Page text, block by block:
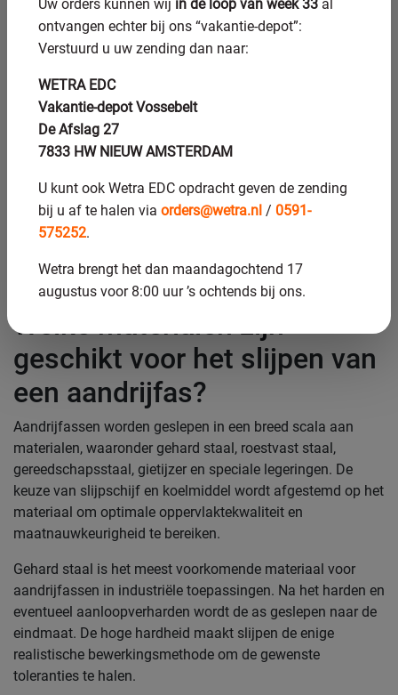
geconditioneerde slijpschijf wordt de eindmaat
bereikt.
Tussentijds meten:Tijdens het proces wordt gemeten
om te corrigeren voor slijpschijfslijtage of thermische
uitzetting.
Eindmeting:
opgemeten, inclusief rondheid, cilindriciteit en
oppervlakteruwheid.
Bij complexe assen met meerdere lagerplaatsen worden de
zones soms in meerdere opspanningen geslepen, waarbij
de uitlijning telkens opnieuw wordt gecontroleerd. De
kwaliteit van het eindresultaat staat of valt met de
nauwkeurigheid van elke stap in dit proces.
Welke materialen zijn
geschikt voor het slijpen van
een aandrijfas?
Aandrijfassen worden geslepen in een breed scala aan
materialen, waaronder gehard staal, roestvast staal,
gereedschapsstaal, gietijzer en speciale legeringen. De
keuze van slijpschijf en koelmiddel wordt afgestemd op het
materiaal om optimale oppervlaktekwaliteit en
maatnauwkeurigheid te bereiken.
Gehard staal is het meest voorkomende materiaal voor
aandrijfassen in industriële toepassingen. Na het harden en
eventueel aanloopverharden wordt de as geslepen naar de
eindmaat. De hoge hardheid maakt slijpen de enige
realistische bewerkingsmethode om de gewenste
toleranties te halen.
Uw orders kunnen wij in de loop van week 33 al
ontvangen echter bij ons “vakantie-depot”:
Verstuurd u uw zending dan naar:
WETRA EDC
Vakantie-depot Vossebelt
De Afslag 27
7833 HW NIEUW AMSTERDAM
U kunt ook Wetra EDC opdracht geven de zending
bij u af te halen via orders@wetra.nl / 0591-
575252.
Wetra brengt het dan maandagochtend 17
augustus voor 8:00 uur ’s ochtends bij ons.